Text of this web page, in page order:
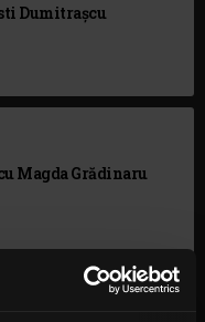
Dumitrașcu
Magda Grădinaru